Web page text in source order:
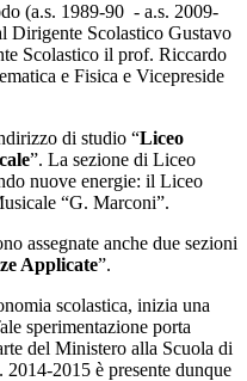
(a.s. 1989-90 - a.s. 2009-
Dirigente Scolastico Gustavo
Scolastico il prof. Riccardo
e Fisica e Vicepreside
di studio “Liceo
”. La sezione di Liceo
nuove energie: il Liceo
“G. Marconi”.
assegnate anche due sezioni
Applicate”.
scolastica, inizia una
sperimentazione porta
del Ministero alla Scuola di
2015 è presente dunque